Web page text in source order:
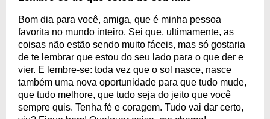
Bom dia para você, amiga, que é minha pessoa
favorita no mundo inteiro. Sei que, ultimamente, as
coisas não estão sendo muito fáceis, mas só gostaria
de te lembrar que estou do seu lado para o que der e
vier. E lembre-se: toda vez que o sol nasce, nasce
também uma nova oportunidade para que tudo mude,
que tudo melhore, que tudo seja do jeito que você
sempre quis. Tenha fé e coragem. Tudo vai dar certo,